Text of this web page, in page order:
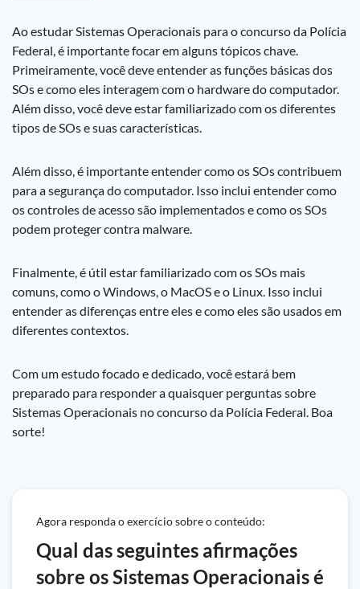
Ao estudar Sistemas Operacionais para o concurso da Polícia
Federal, é importante focar em alguns tópicos chave.
Primeiramente, você deve entender as funções básicas dos
SOs e como eles interagem com o hardware do computador.
Além disso, você deve estar familiarizado com os diferentes
tipos de SOs e suas características.
Além disso, é importante entender como os SOs contribuem
para a segurança do computador. Isso inclui entender como
os controles de acesso são implementados e como os SOs
podem proteger contra malware.
Finalmente, é útil estar familiarizado com os SOs mais
comuns, como o Windows, o MacOS e o Linux. Isso inclui
entender as diferenças entre eles e como eles são usados em
diferentes contextos.
Com um estudo focado e dedicado, você estará bem
preparado para responder a quaisquer perguntas sobre
Sistemas Operacionais no concurso da Polícia Federal. Boa
sorte!
Agora responda o exercício sobre o conteúdo:
Qual das seguintes afirmações
sobre os Sistemas Operacionais é